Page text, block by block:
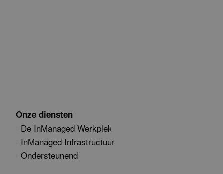
Onze diensten
De InManaged Werkplek
InManaged Infrastructuur
Ondersteunend